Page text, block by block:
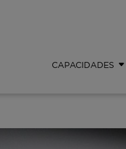
CAPACIDADES